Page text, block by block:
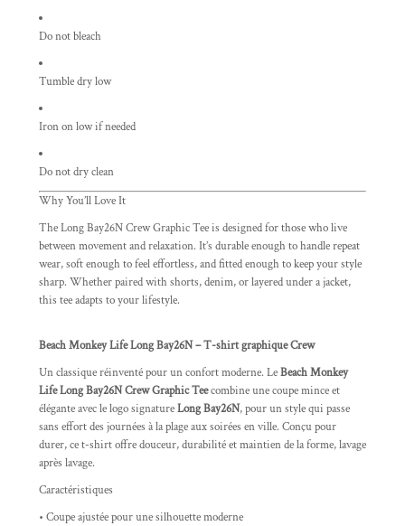
Do not bleach
Tumble dry low
Iron on low if needed
Do not dry clean
Why You’ll Love It
The Long Bay26N Crew Graphic Tee is designed for those who live
between movement and relaxation. It’s durable enough to handle repeat
wear, soft enough to feel effortless, and fitted enough to keep your style
sharp. Whether paired with shorts, denim, or layered under a jacket,
this tee adapts to your lifestyle.
Beach Monkey Life Long Bay26N – T-shirt graphique Crew
Un classique réinventé pour un confort moderne. LeBeach Monkey
Life Long Bay26N Crew Graphic Teecombine une coupe mince et
élégante avec le logo signatureLong Bay26N, pour un style qui passe
sans effort des journées à la plage aux soirées en ville. Conçu pour
durer, ce t-shirt offre douceur, durabilité et maintien de la forme, lavage
après lavage.
Caractéristiques
• Coupe ajustée pour une silhouette moderne